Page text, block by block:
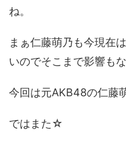
ね。
まぁ仁藤萌乃も今現在
いのでそこまで影響も
今回は元AKB48の仁藤
ではまた☆